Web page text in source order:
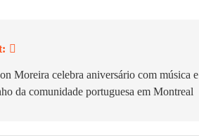
Moreira celebra aniversário com música e
da comunidade portuguesa em Montreal